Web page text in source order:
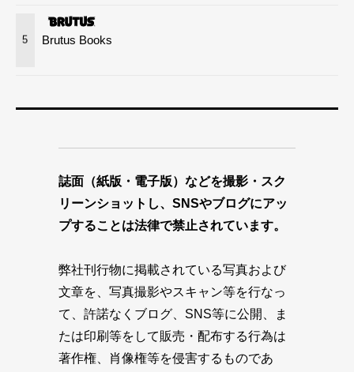
5 Brutus Books
誌面（紙版・電子版）などを撮影・スク
リーンショットし、SNSやブログにアッ
プすることは法律で禁止されています。
弊社刊行物に掲載されている写真および
文章を、写真撮影やスキャン等を行なっ
て、許諾なくブログ、SNS等に公開、ま
たは印刷等をして販売・配布する行為は
著作権、肖像権等を侵害するものであ